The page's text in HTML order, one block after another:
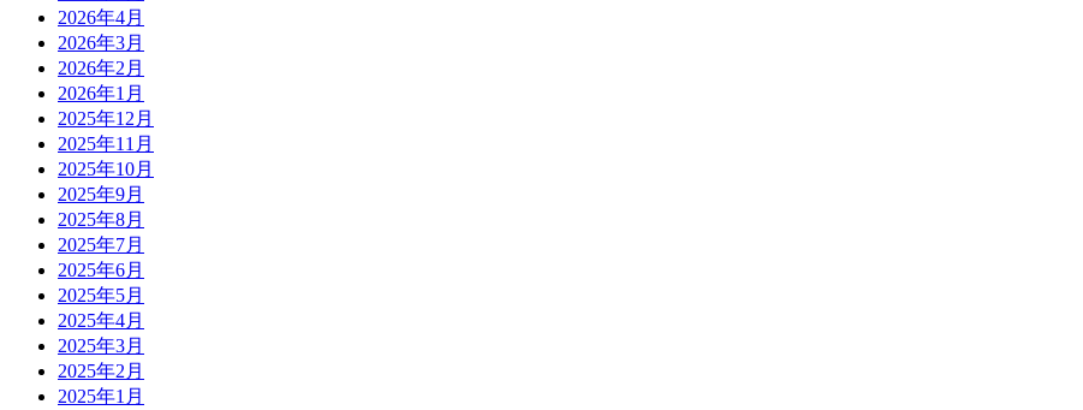
2026年4月
2026年3月
2026年2月
2026年1月
2025年12月
2025年11月
2025年10月
2025年9月
2025年8月
2025年7月
2025年6月
2025年5月
2025年4月
2025年3月
2025年2月
2025年1月